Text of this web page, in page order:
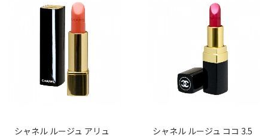
シャネル ルージュ アリュ
シャネル ルージュ ココ 3.5